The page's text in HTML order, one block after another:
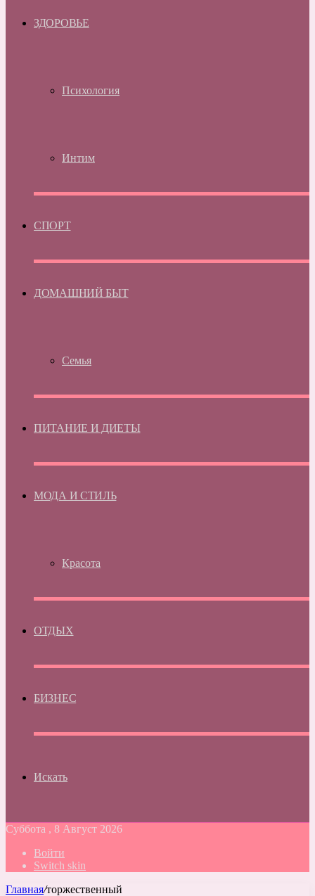
ЗДОРОВЬЕ
Психология
Интим
СПОРТ
ДОМАШНИЙ БЫТ
Семья
ПИТАНИЕ И ДИЕТЫ
МОДА И СТИЛЬ
Красота
ОТДЫХ
БИЗНЕС
Искать
Суббота , 8 Август 2026
Войти
Switch skin
Главная/торжественный